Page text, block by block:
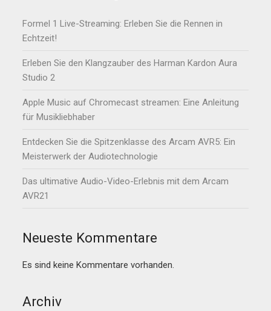
Formel 1 Live-Streaming: Erleben Sie die Rennen in
Echtzeit!
Erleben Sie den Klangzauber des Harman Kardon Aura
Studio 2
Apple Music auf Chromecast streamen: Eine Anleitung
für Musikliebhaber
Entdecken Sie die Spitzenklasse des Arcam AVR5: Ein
Meisterwerk der Audiotechnologie
Das ultimative Audio-Video-Erlebnis mit dem Arcam
AVR21
Neueste Kommentare
Es sind keine Kommentare vorhanden.
Archiv